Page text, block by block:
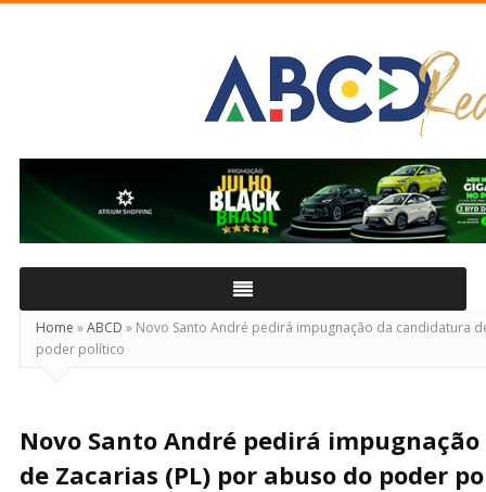
Real
Home »ABCD » Novo Santo André pedirá impugnação da candidatura
poder político
Novo Santo André pedirá
de Zacarias (PL) por abuso do poder